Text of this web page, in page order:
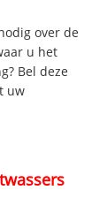
over de
u het
Bel deze
uw